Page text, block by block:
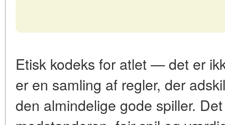
Etisk kodeks for atlet — det er
er en samling af regler, der
den almindelige gode spiller.